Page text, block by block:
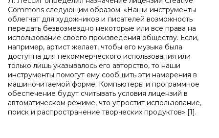
Commons следующим образом: «Наши инструменты
облегчат для художников и писателей возможность
передать безвозмездно некоторые или все права на
использование своего произведения обществу. Если,
например, артист желает, чтобы его музыка была
доступна для некоммерческого использования или
только лишь указывалось его авторство, то наши
инструменты помогут ему сообщить эти намерения в
машиночитаемой форме. Компьютеры и программное
обеспечение будут считывать условия лицензий в
автоматическом режиме, что упростит использование,
поиск и распространение творческих продуктов» [1].